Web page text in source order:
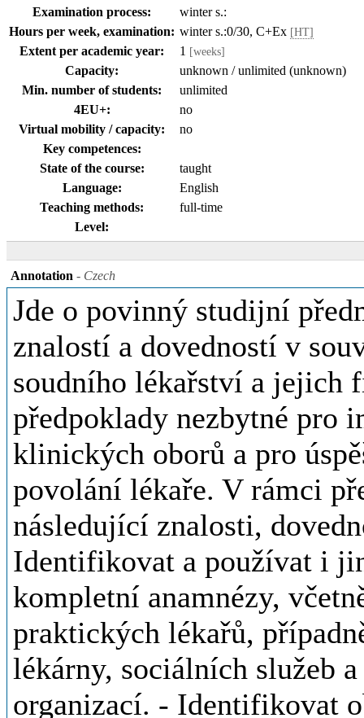
Examination process:
winter s.:
Hours per week, examination: winter s.:0/30, C+Ex [HT]
Extent per academic year: 1 [weeks]
Capacity:
unknown / unlimited (unknown)
Min. number of students:
unlimited
4EU+:
no
Virtual mobility / capacity:
no
Key competences:
State of the course:
taught
Language:
English
Teaching methods:
full-time
Level:
Annotation - Czech
Jde o povinný studijní
znalostí a dovedností v
soudního lékařství a jejich
předpoklady nezbytné pro
klinických oborů a pro
povolání lékaře. V rámci
následující znalosti,
Identifikovat a používat i
kompletní anamnézy,
praktických lékařů,
lékárny, sociálních služeb
organizací. - Identifikovat